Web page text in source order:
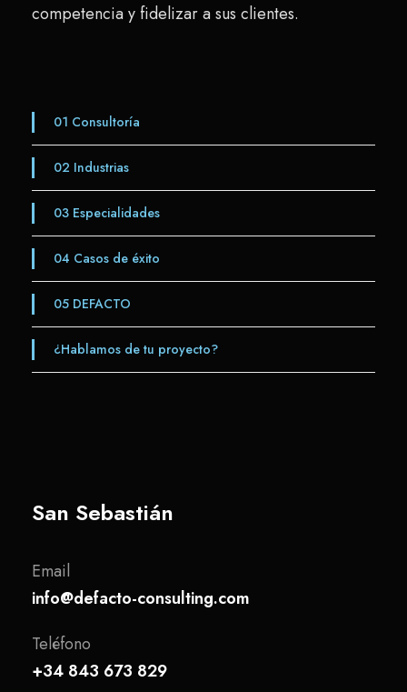
competencia y fidelizar a sus clientes.
01 Consultoría
02 Industrias
03 Especialidades
04 Casos de éxito
05 DEFACTO
¿Hablamos de tu proyecto?
San Sebastián
Email
info@defacto-consulting.com
Teléfono
+34 843 673 829